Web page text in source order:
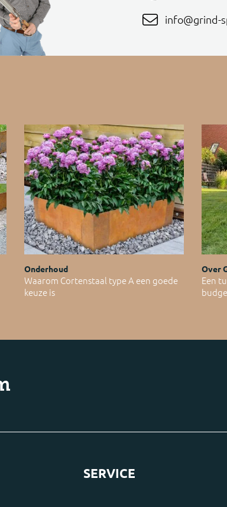
info@grind-
Onderhoud
Waarom Cortenstaal type A een goede
keuze is
Over
Een
SERVICE